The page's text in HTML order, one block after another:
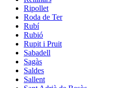
Ripollet
Roda de Ter
Rubí
Rubió
Rupit i Pruit
Sabadell
Sagàs
Saldes
Sallent